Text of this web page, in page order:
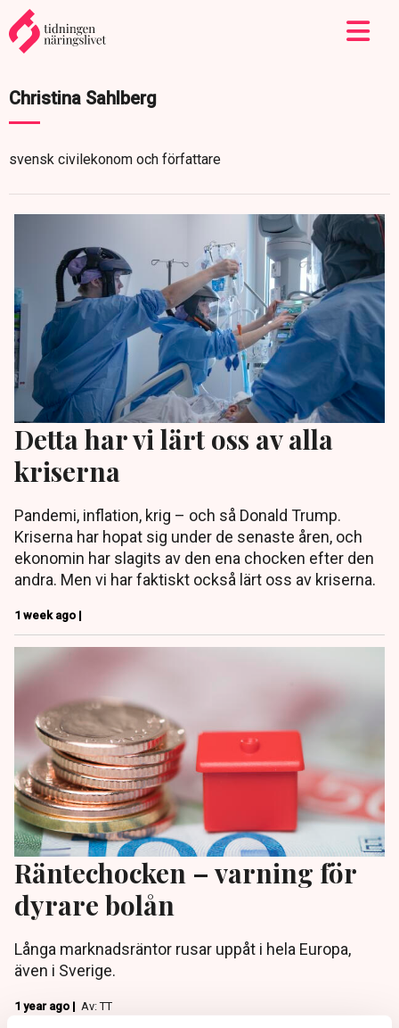
Christina Sahlberg
svensk civilekonom och författare
Detta har vi lärt oss av alla
kriserna
Pandemi, inflation, krig – och så Donald Trump.
Kriserna har hopat sig under de senaste åren, och
ekonomin har slagits av den ena chocken efter den
andra. Men vi har faktiskt också lärt oss av kriserna.
1 week ago |
Räntechocken – varning för
dyrare bolån
Långa marknadsräntor rusar uppåt i hela Europa,
även i Sverige.
1 year ago | Av: TT